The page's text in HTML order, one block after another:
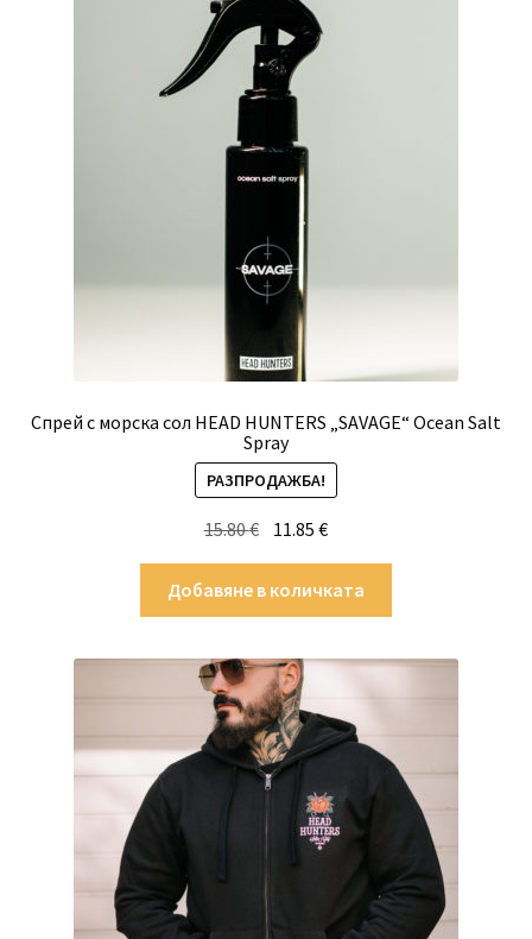
Спрей с морска сол HEAD HUNTERS „SAVAGE“ Ocean Salt
Spray
РАЗПРОДАЖБА!
15.80€ Original
was:
15.80 €.
11.85€Текущата
е:
11.85 €.
Добавяне в количката